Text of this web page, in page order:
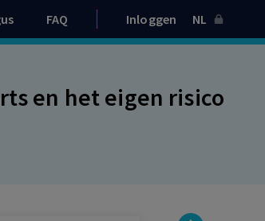
FAQ Inloggen NL
en het eigen risico